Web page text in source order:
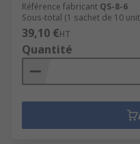
Référence fabricant QS-8-6
Sous-total (1 sachet de 10
39,10 €HT
Quantité